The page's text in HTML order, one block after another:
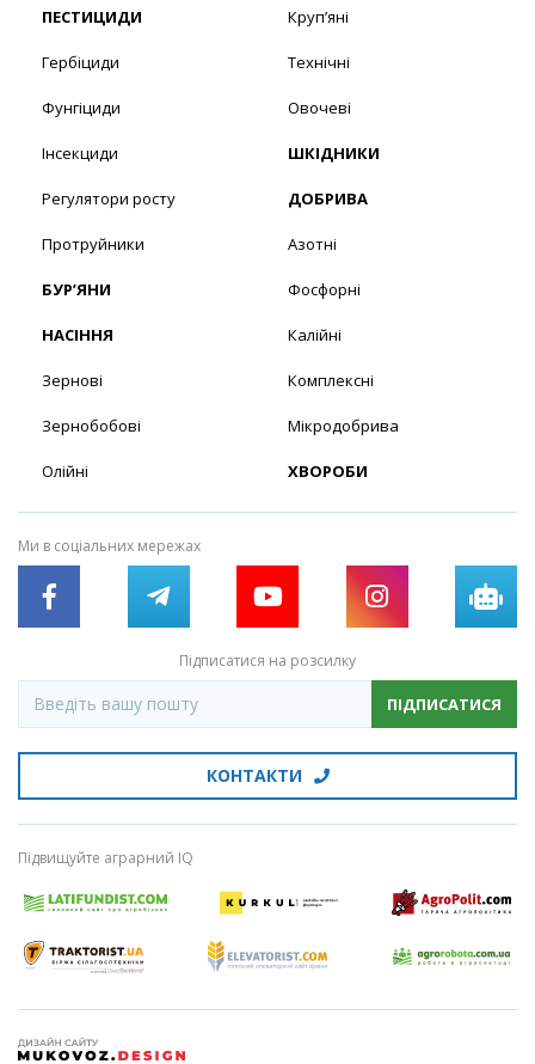
ПЕСТИЦИДИ
Гербіциди
Фунгіциди
Інсекциди
Регулятори росту
Протруйники
БУР’ЯНИ
НАСІННЯ
Зернові
Зернобобові
Олійні
Круп’яні
Технічні
Овочеві
ШКІДНИКИ
ДОБРИВА
Азотні
Фосфорні
Калійні
Комплексні
Мікродобрива
ХВОРОБИ
Ми в соціальних мережах
Підписатися на розсилку
ПІДПИСАТИСЯ
КОНТАКТИ
Підвищуйте аграрний IQ